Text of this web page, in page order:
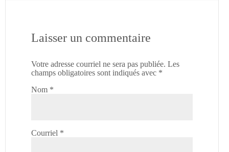
Laisser un commentaire
Votre adresse courriel ne sera pas publiée. Les
champs obligatoires sont indiqués avec *
Nom *
Courriel *